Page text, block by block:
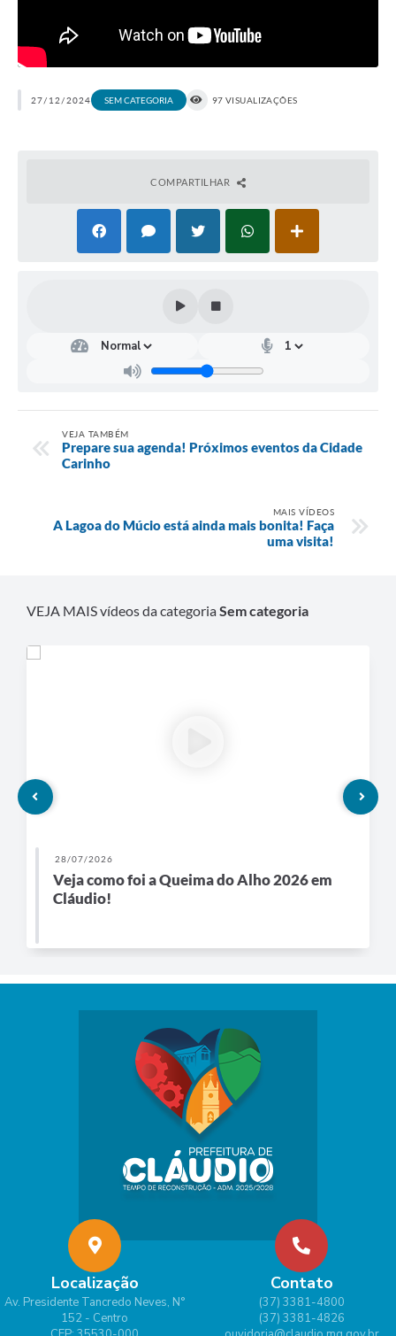
27/12/2024 SEM CATEGORIA 97 VISUALIZAÇÕES
COMPARTILHAR
VEJA TAMBÉM
Prepare sua agenda! Próximos eventos da Cidade
Carinho
MAIS VÍDEOS
A Lagoa do Múcio está ainda mais bonita! Faça
uma visita!
VEJA MAIS vídeos da categoriaSem categoria
28/07/2026
Veja como foi a Queima do Alho 2026 em
Cláudio!
Localização
Av. Presidente Tancredo Neves, N°
152 - Centro
Contato
(37) 3381-4800
(37) 3381-4826